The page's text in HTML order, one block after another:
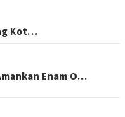
Kot…
Enam O…